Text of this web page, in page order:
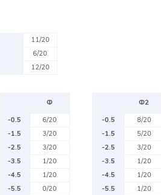
11/20
6/20
12/20
Ф
-0.5
6/20
-1.5
3/20
-2.5
3/20
-3.5
1/20
-4.5
1/20
-5.5
0/20
Ф2
-0.5
8/20
-1.5
5/20
-2.5
3/20
-3.5
1/20
-4.5
1/20
-5.5
1/20